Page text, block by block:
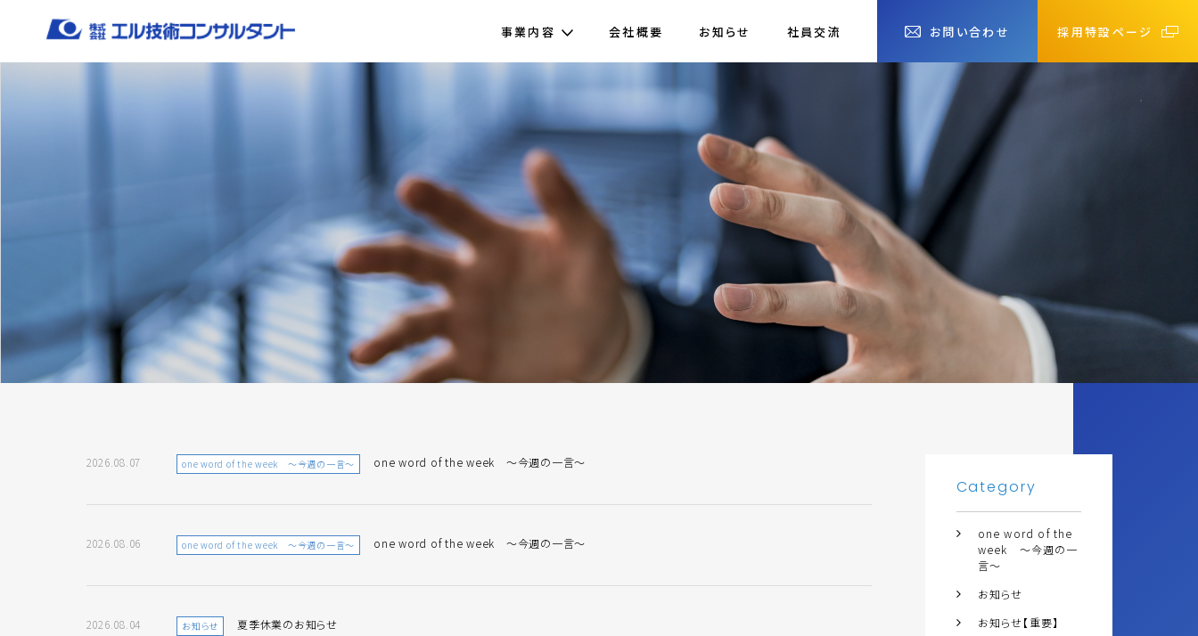
事業内容 会社概要 お知らせ 社員交流 お問い合わせ 採用特設ページ
2026.08.07 one word of the week ～今週の一言～ one word of the week ～今週の一言～
2026.08.06 one word of the week ～今週の一言～ one word of the week ～今週の一言～
2026.08.04 お知らせ 夏季休業のお知らせ
Category
one word of the
week ～今週の一
言～
お知らせ
お知らせ【重要】